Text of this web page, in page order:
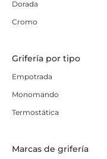
Dorada
Cromo
Grifería por tipo
Empotrada
Monomando
Termostática
Marcas de grifería